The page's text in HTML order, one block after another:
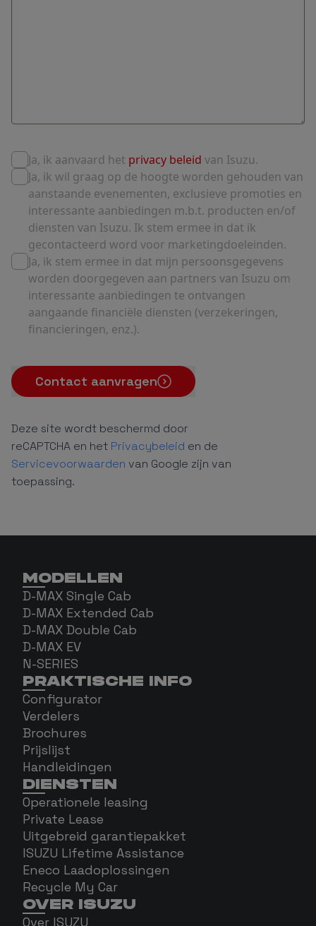
Ja, ik aanvaard het privacy beleid van Isuzu.
Ja, ik wil graag op de hoogte worden gehouden van
aanstaande evenementen, exclusieve promoties en
interessante aanbiedingen m.b.t. producten en/of
diensten van Isuzu. Ik stem ermee in dat ik
gecontacteerd word voor marketingdoeleinden.
Ja, ik stem ermee in dat mijn persoonsgegevens
worden doorgegeven aan partners van Isuzu om
interessante aanbiedingen te ontvangen
aangaande financiële diensten (verzekeringen,
financieringen, enz.).
Contact aanvragen
Deze site wordt beschermd door
reCAPTCHA en het Privacybeleid en de
Servicevoorwaarden van Google zijn van
toepassing.
MODELLEN
D-MAX Single Cab
D-MAX Extended Cab
D-MAX Double Cab
D-MAX EV
N-SERIES
PRAKTISCHE INFO
Configurator
Verdelers
Brochures
Prijslijst
Handleidingen
DIENSTEN
Operationele leasing
Private Lease
Uitgebreid garantiepakket
ISUZU Lifetime Assistance
Eneco Laadoplossingen
Recycle My Car
OVER ISUZU
Over ISUZU